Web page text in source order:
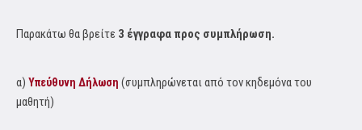
Παρακάτω θα βρείτε 3 έγγραφα προς συμπλήρωση.
α) Υπεύθυνη Δήλωση (συμπληρώνεται από τον κηδεμόνα του
μαθητή)